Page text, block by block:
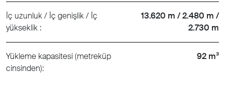
İç uzunluk / İç genişlik / İç
yükseklik :
13.620 m / 2.480 m /
2.730 m
Yükleme kapasitesi (metreküp
cinsinden):
92 m³